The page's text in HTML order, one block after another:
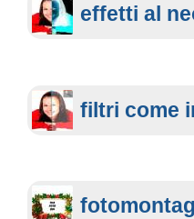
effetti al
filtri come